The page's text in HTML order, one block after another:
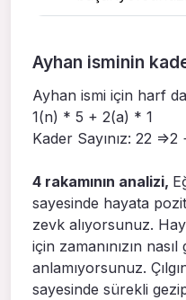
Ayhan isminin
Ayhan ismi için harf
1(n) * 5 + 2(a) * 1
Kader Sayınız: 22
4 rakamının analizi,
sayesinde hayata
zevk alıyorsunuz.
için zamanınızın
anlamıyorsunuz.
sayesinde sürekli